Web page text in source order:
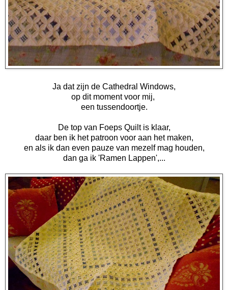
Ja dat zijn de Cathedral Windows,
op dit moment voor mij,
een tussendoortje.
De top van Foeps Quilt is klaar,
daar ben ik het patroon voor aan het maken,
en als ik dan even pauze van mezelf mag houden,
dan ga ik 'Ramen Lappen',...